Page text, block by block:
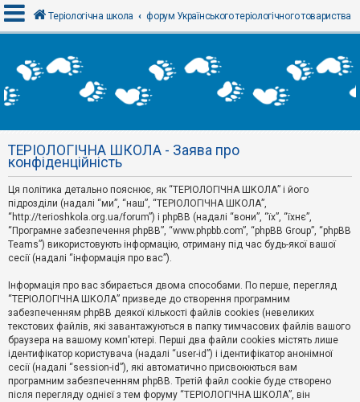
х
і
Р
е
с
т
р
а
ц
і
я
Т
е
м
и
б
е
з
в
і
Теріологічна школа форум Українського теріологічного товариства
ТЕРІОЛОГІЧНА ШКОЛА - Заява про
конфіденційність
Ця політика детально пояснює, як “ТЕРІОЛОГІЧНА ШКОЛА” і його
підрозділи (надалі “ми”, “наш”, “ТЕРІОЛОГІЧНА ШКОЛА”,
“http://terioshkola.org.ua/forum”) і phpBB (надалі “вони”, “їх”, “їхнє”,
“Програмне забезпечення phpBB”, “www.phpbb.com”, “phpBB Group”, “phpBB
Teams”) використовують інформацію, отриману під час будь-якої вашої
сесії (надалі “інформація про вас”).
Інформація про вас збирається двома способами. По перше, перегляд
“ТЕРІОЛОГІЧНА ШКОЛА” призведе до створення програмним
забезпеченням phpBB деякої кількості файлів cookies (невеликих
текстових файлів, які завантажуються в папку тимчасових файлів вашого
браузера на вашому комп'ютері. Перші два файли cookies містять лише
ідентифікатор користувача (надалі “user-id”) і ідентифікатор анонімної
сесії (надалі “session-id”), які автоматично присвоюються вам
програмним забезпеченням phpBB. Третій файл cookie буде створено
після перегляду однієї з тем форуму “ТЕРІОЛОГІЧНА ШКОЛА”, він